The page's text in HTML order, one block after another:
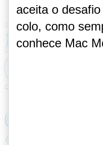
aceita o
colo, como
conhece Mac